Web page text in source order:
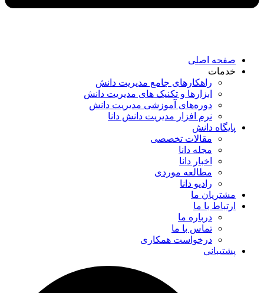
صفحه اصلی
خدمات
راهکارهای جامع مدیریت دانش
ابزارها و تکنیک‌ های مدیریت دانش
دوره‌های آموزشی مدیریت دانش
نرم افزار مدیریت دانش دانا
پایگاه دانش
مقالات تخصصی
مجله دانا
اخبار دانا
مطالعه موردی
رادیو دانا
مشتریان ما
ارتباط با ما
درباره ما
تماس با ما
درخواست همکاری
پشتیبانی